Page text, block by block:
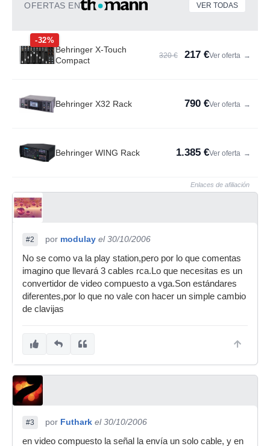
OFERTAS EN VER TODAS
-32%
Behringer X-Touch
Compact
320 € 217 €Ver oferta →
Behringer X32 Rack 790 €Ver oferta →
Behringer WING Rack 1.385 €Ver oferta →
Enlaces de afiliación
#2 por modulay el 30/10/2006
No se como va la play station,pero por lo que comentas
imagino que llevará 3 cables rca.Lo que necesitas es un
convertidor de video compuesto a vga.Son estándares
diferentes,por lo que no vale con hacer un simple cambio
de clavijas
#3 por Futhark el 30/10/2006
en video compuesto la señal la envía un solo cable, y en